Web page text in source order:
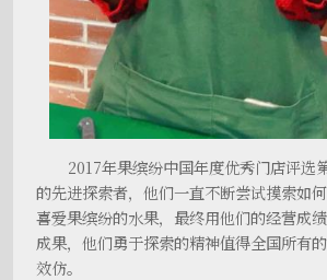
2017年果缤纷中国年度优秀门店评选
的先进探索者，他们一直不断尝试摸索如
喜爱果缤纷的水果，最终用他们的经营成
成果，他们勇于探索的精神值得全国所有
效仿。